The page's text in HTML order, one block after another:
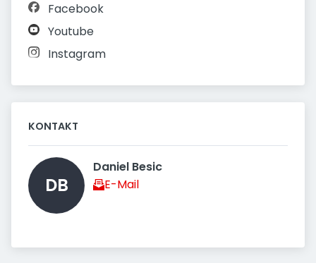
Facebook
Youtube
Instagram
KONTAKT
DB
Daniel Besic
E-Mail